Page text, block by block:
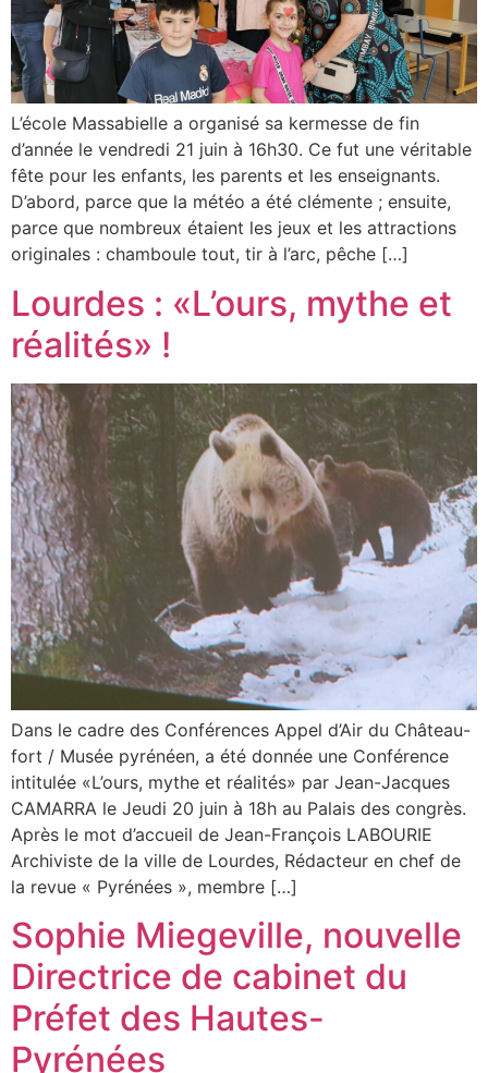
L’école Massabielle a organisé sa kermesse de fin
d’année le vendredi 21 juin à 16h30. Ce fut une véritable
fête pour les enfants, les parents et les enseignants.
D’abord, parce que la météo a été clémente ; ensuite,
parce que nombreux étaient les jeux et les attractions
originales : chamboule tout, tir à l’arc, pêche […]
Lourdes : «L’ours, mythe et
réalités» !
Dans le cadre des Conférences Appel d’Air du Château-
fort / Musée pyrénéen, a été donnée une Conférence
intitulée «L’ours, mythe et réalités» par Jean-Jacques
CAMARRA le Jeudi 20 juin à 18h au Palais des congrès.
Après le mot d’accueil de Jean-François LABOURIE
Archiviste de la ville de Lourdes, Rédacteur en chef de
la revue « Pyrénées », membre […]
Sophie Miegeville, nouvelle
Directrice de cabinet du
Préfet des Hautes-
Pyrénées